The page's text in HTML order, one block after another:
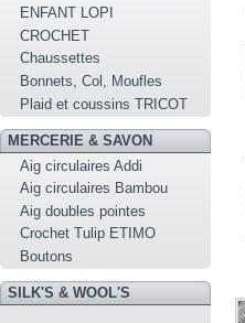
ENFANT LOPI
CROCHET
Chaussettes
Bonnets, Col, Moufles
Plaid et coussins TRICOT
MERCERIE & SAVON
Aig circulaires Addi
Aig circulaires Bambou
Aig doubles pointes
Crochet Tulip ETIMO
Boutons
SILK'S & WOOL'S